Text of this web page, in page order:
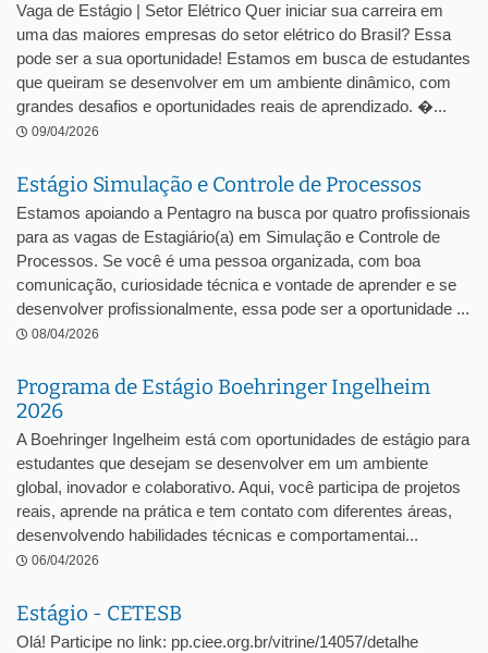
Vaga de Estágio | Setor Elétrico Quer iniciar sua carreira em
uma das maiores empresas do setor elétrico do Brasil? Essa
pode ser a sua oportunidade! Estamos em busca de estudantes
que queiram se desenvolver em um ambiente dinâmico, com
grandes desafios e oportunidades reais de aprendizado. �...
09/04/2026
Estágio Simulação e Controle de Processos
Estamos apoiando a Pentagro na busca por quatro profissionais
para as vagas de Estagiário(a) em Simulação e Controle de
Processos. Se você é uma pessoa organizada, com boa
comunicação, curiosidade técnica e vontade de aprender e se
desenvolver profissionalmente, essa pode ser a oportunidade ...
08/04/2026
Programa de Estágio Boehringer Ingelheim
2026
A Boehringer Ingelheim está com oportunidades de estágio para
estudantes que desejam se desenvolver em um ambiente
global, inovador e colaborativo. Aqui, você participa de projetos
reais, aprende na prática e tem contato com diferentes áreas,
desenvolvendo habilidades técnicas e comportamentai...
06/04/2026
Estágio - CETESB
Olá! Participe no link: pp.ciee.org.br/vitrine/14057/detalhe